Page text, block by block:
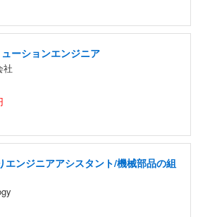
ーションエンジニア
社
エンジニアアシスタント/機械部品の組